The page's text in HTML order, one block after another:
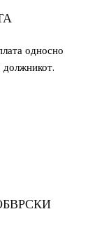
односно
должникот.